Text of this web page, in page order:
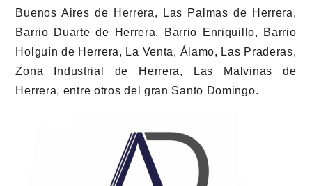
Buenos Aires de Herrera, Las Palmas de Herrera,
Barrio Duarte de Herrera, Barrio Enriquillo, Barrio
Holguín de Herrera, La Venta, Álamo, Las Praderas,
Zona Industrial de Herrera, Las Malvinas de
Herrera, entre otros del gran Santo Domingo.